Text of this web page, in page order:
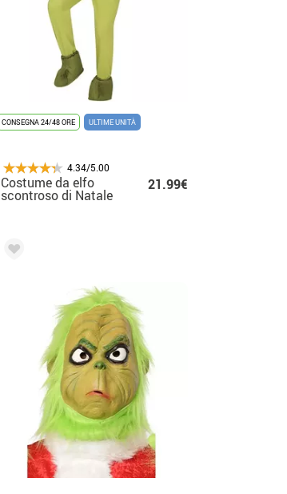
CONSEGNA 24/48 ORE ULTIME UNITÀ
4.34/5.00
Costume da elfo
scontroso di Natale
21.99€